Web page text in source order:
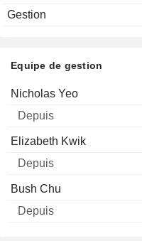
Gestion
Equipe de gestion
Nom Depuis
Nicholas Yeo
Elizabeth Kwik
Bush Chu